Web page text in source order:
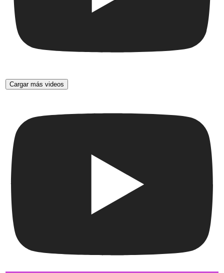
Cargar más videos